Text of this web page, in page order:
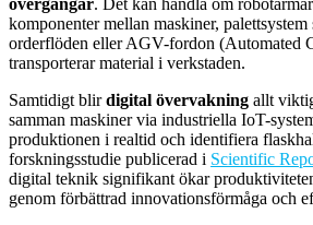
övergångar. Det kan handla om
komponenter mellan maskiner, palettsystem
orderflöden eller AGV-fordon (Automated
transporterar material i verkstaden.
Samtidigt blirdigital övervakning allt
samman maskiner via industriella IoT-
produktionen i realtid och identifiera
forskningsstudie publicerad i Scientific
digital teknik signifikant ökar
genom förbättrad innovationsförmåga och